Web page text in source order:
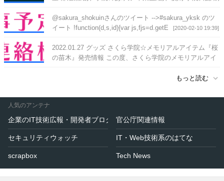
@sakura_shokuinさんのツイート -->#sakura_yksk のツ
イート !function(d,s,id){var js,fjs=d.getE
[2020-02-10 19:39]
2022.01.27 グッズ さくら学院☆メモリアルアイテム『桜
の苗木』発売情報 この度、さくら学院のメモリアルアイ
もっと読む
人気のアンテナ
企業のIT技術広報・開発者ブログ 官公庁関連情報
セキュリティウォッチ IT・Web技術系のはてな
scrapbox Tech News